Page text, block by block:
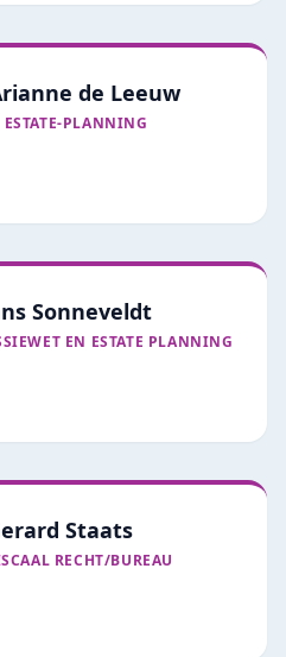
de Leeuw
Sonneveldt
EN ESTATE PLANNING
Staats
RECHT/BUREAU